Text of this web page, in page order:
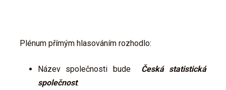
Plénum přímým hlasováním rozhodlo:
Název společnosti bude Česká statistická
společnost.